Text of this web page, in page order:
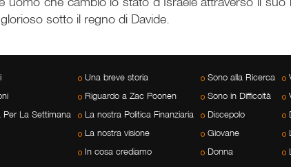
sotto il regno di Davide.
Per La Settimana
Una breve storia
Riguardo a Zac Poonen
La nostra Politica Finanziaria
La nostra visione
In cosa crediamo
Sono alla Ricerca
Sono in Difficoltà
Discepolo
Giovane
Donna